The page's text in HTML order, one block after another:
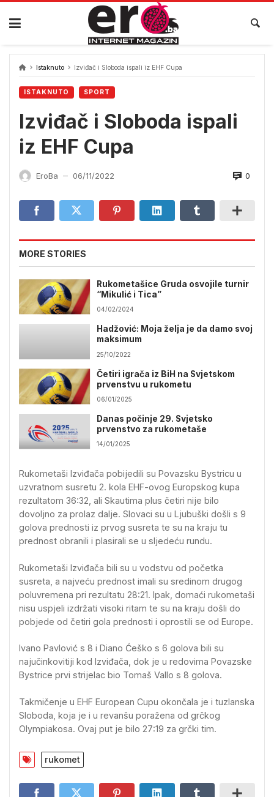
Skip
content
Istaknuto Izviđač i Sloboda ispali iz EHF Cupa
ISTAKNUTO SPORT
Izviđač i Sloboda ispali
iz EHF Cupa
EroBa — 06/11/2022 0
MORE STORIES
Rukometašice Gruda osvojile turnir
“Mikulić i Tica”
04/02/2024
Hadžović: Moja želja je da damo svoj
maksimum
25/10/2022
Četiri igrača iz BiH na Svjetskom
prvenstvu u rukometu
06/01/2025
Danas počinje 29. Svjetsko
prvenstvo za rukometaše
14/01/2025
Rukometaši Izviđača pobijedili su Povazsku Bystricu u
uzvratnom susretu 2. kola EHF-ovog Europskog kupa
rezultatom 36:32, ali Skautima plus četiri nije bilo
dovoljno za prolaz dalje. Slovaci su u Ljubuški došli s 9
golova prednosti iz prvog susreta te su na kraju tu
prednost obranili i plasirali se u sljedeću rundu.
Rukometaši Izviđača bili su u vodstvu od početka
susreta, a najveću prednost imali su sredinom drugog
poluvremena pri rezultatu 28:21. Ipak, domaći rukometaši
nisu uspjeli izdržati visoki ritam te su na kraju došli do
pobjede od četiri gola prednosti i oprostili se od Europe.
Ivano Pavlović s 8 i Diano Ćeško s 6 golova bili su
najučinkovitiji kod Izviđača, dok je u redovima Povazske
Bystrice prvi strijelac bio Tomaš Vallo s 8 golova.
Takmičenje u EHF European Cupu okončala je i tuzlanska
Sloboda, koja je i u revanšu poražena od grčkog
Olympiakosa. Ovaj put je bilo 27:19 za grčki tim.
rukomet